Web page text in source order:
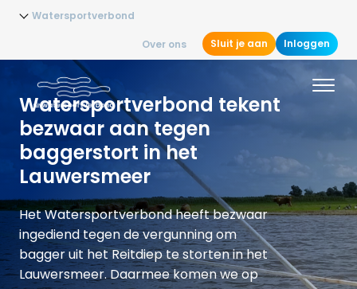
Watersportverbond
Over ons Sluit je aan Inloggen
Watersportverbond tekent
bezwaar aan tegen
baggerstort in het
Lauwersmeer
Het Watersportverbond heeft bezwaar
ingediend tegen de vergunning om
bagger uit het Reitdiep te storten in het
Lauwersmeer. Daarmee komen we op